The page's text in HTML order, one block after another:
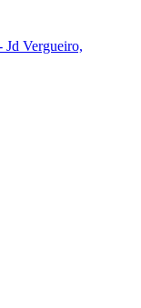
Jd Vergueiro,